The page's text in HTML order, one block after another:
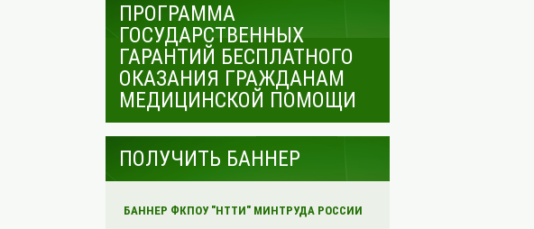
ПРОГРАММА
ГОСУДАРСТВЕННЫХ
ГАРАНТИЙ БЕСПЛАТНОГО
ОКАЗАНИЯ ГРАЖДАНАМ
МЕДИЦИНСКОЙ ПОМОЩИ
ПОЛУЧИТЬ БАННЕР
БАННЕР ФКПОУ "НТТИ" МИНТРУДА РОССИИ